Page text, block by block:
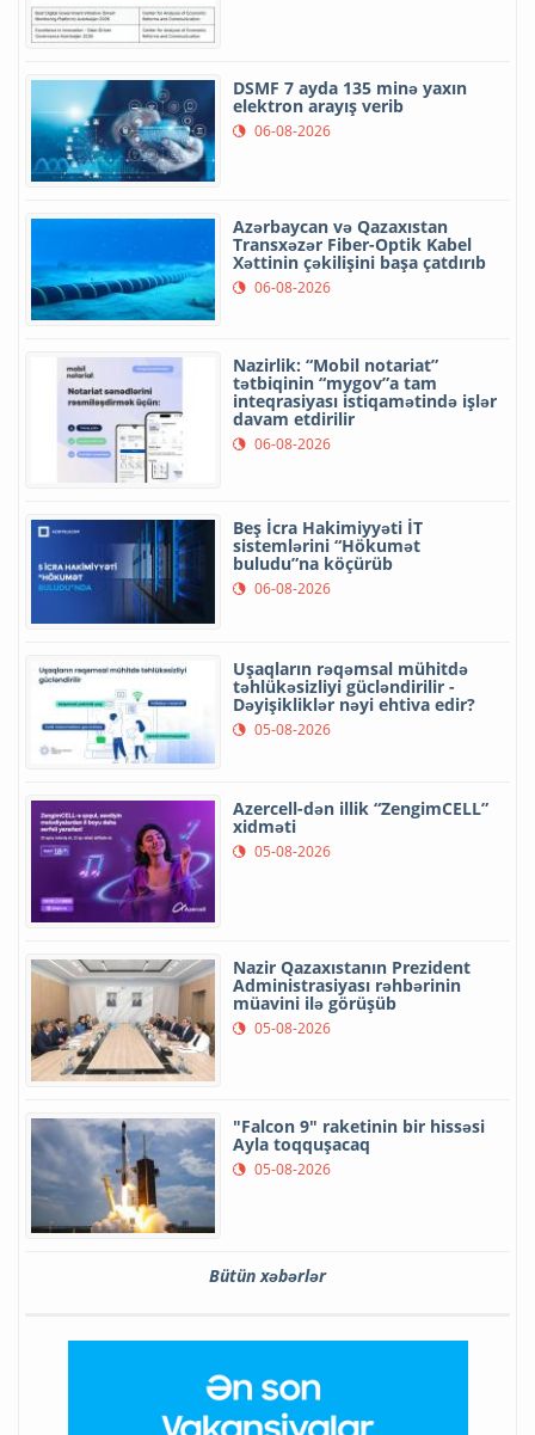
DSMF 7 ayda 135 minə yaxın
elektron arayış verib
06-08-2026
Azərbaycan və Qazaxıstan
Transxəzər Fiber-Optik Kabel
Xəttinin çəkilişini başa çatdırıb
06-08-2026
Nazirlik: “Mobil notariat”
tətbiqinin “mygov”a tam
inteqrasiyası istiqamətində işlər
davam etdirilir
06-08-2026
Beş İcra Hakimiyyəti İT
sistemlərini “Hökumət
buludu”na köçürüb
06-08-2026
Uşaqların rəqəmsal mühitdə
təhlükəsizliyi gücləndirilir -
Dəyişikliklər nəyi ehtiva edir?
05-08-2026
Azercell-dən illik “ZengimCELL”
xidməti
05-08-2026
Nazir Qazaxıstanın Prezident
Administrasiyası rəhbərinin
müavini ilə görüşüb
05-08-2026
"Falcon 9" raketinin bir hissəsi
Ayla toqquşacaq
05-08-2026
Bütün xəbərlər